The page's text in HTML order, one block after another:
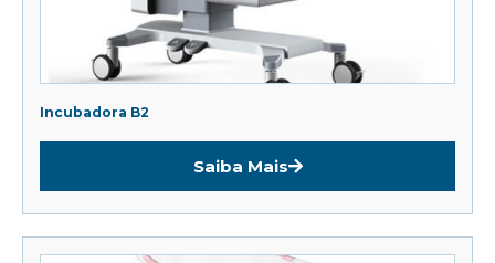
Incubadora B2
Saiba Mais